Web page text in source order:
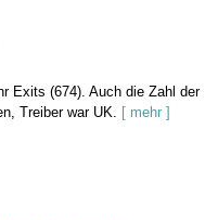
Exits (674). Auch die Zahl der
Treiber war UK. [ mehr ]